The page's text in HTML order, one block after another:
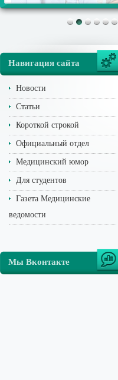
Навигация сайта
Новости
Статьи
Короткой строкой
Официальный отдел
Медицинский юмор
Для студентов
Газета Медицинские
ведомости
Мы Вконтакте